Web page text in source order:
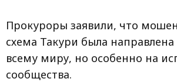
Прокуроры заявили, что
схема Такури была
всему миру, но особенно на
сообщества.